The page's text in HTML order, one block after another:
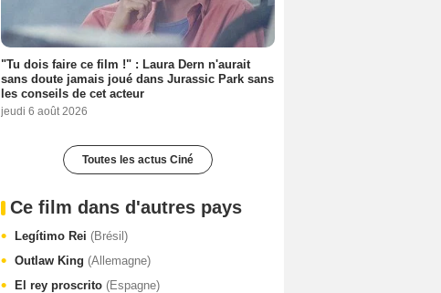
"Tu dois faire ce film !" : Laura Dern n'aurait
sans doute jamais joué dans Jurassic Park sans
les conseils de cet acteur
jeudi 6 août 2026
Toutes les actus Ciné
Ce film dans d'autres pays
Legítimo Rei (Brésil)
Outlaw King (Allemagne)
El rey proscrito (Espagne)